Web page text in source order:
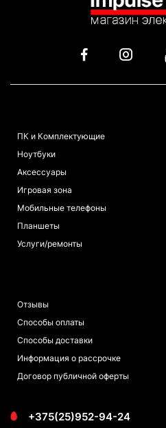
ПК и Комплектующие
Ноутбуки
Аксессуары
Игровая зона
Мобильные телефоны
Планшеты
Услуги/ремонты
Отзывы
Способы оплаты
Способы доставки
Информация о рассрочке
Договор публичной оферты
+375(25)952-94-24